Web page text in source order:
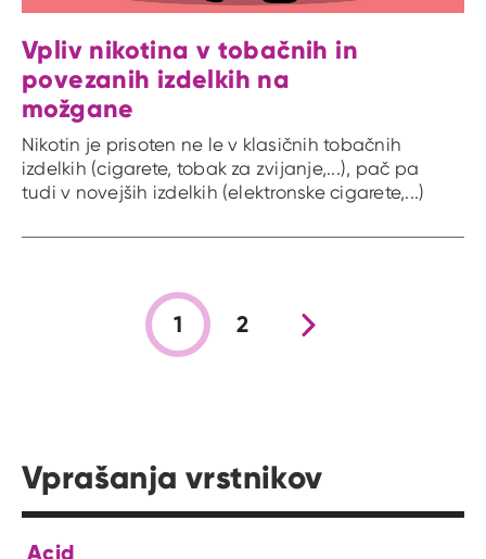
Vpliv nikotina v tobačnih in
povezanih izdelkih na
možgane
Nikotin je prisoten ne le v klasičnih tobačnih
izdelkih (cigarete, tobak za zvijanje,...), pač pa
tudi v novejših izdelkih (elektronske cigarete,...)
1 2 Nova stran
Vprašanja vrstnikov
Acid